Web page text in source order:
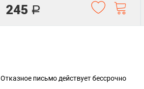
245 Р
Отказное письмо действуетбессрочно